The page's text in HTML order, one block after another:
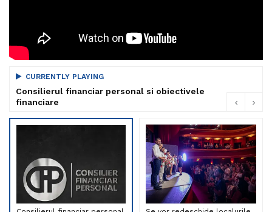
CURRENTLY PLAYING
Consilierul financiar personal si obiectivele
financiare